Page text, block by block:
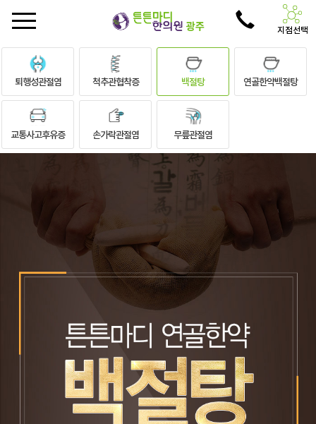
지점선택
퇴행성관절염 척추관협착증 백절탕 연골한약백절탕
교통사고후유증 손가락관절염 무릎관절염